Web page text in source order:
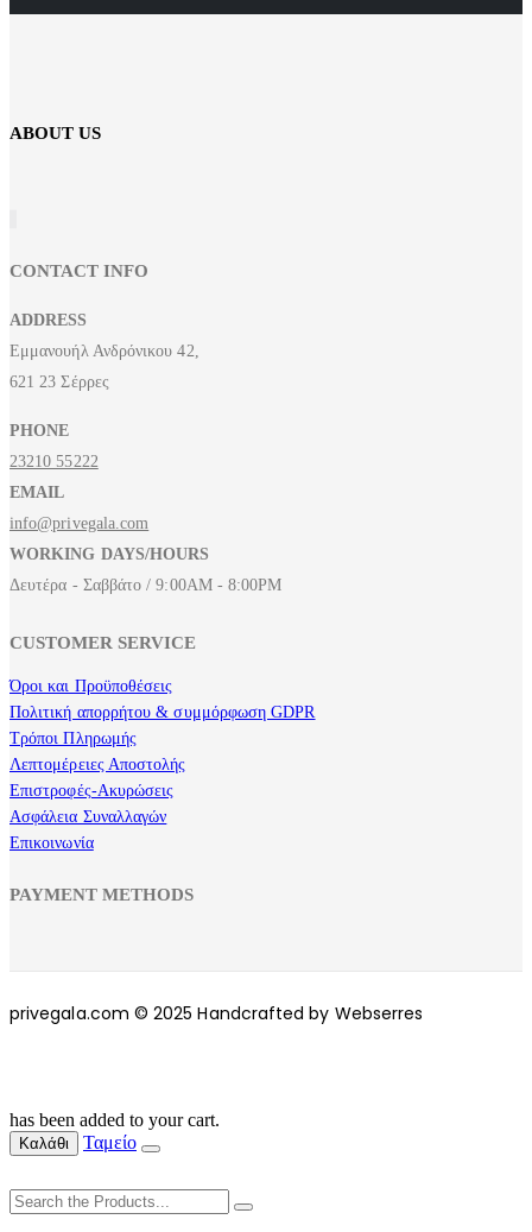
ABOUT US
CONTACT INFO
ADDRESS
Εμμανουήλ Ανδρόνικου 42,
621 23 Σέρρες
PHONE
23210 55222
EMAIL
info@privegala.com
WORKING DAYS/HOURS
Δευτέρα - Σαββάτο / 9:00AM - 8:00PM
CUSTOMER SERVICE
Όροι και Προϋποθέσεις
Πολιτική απορρήτου & συμμόρφωση GDPR
Τρόποι Πληρωμής
Λεπτομέρειες Αποστολής
Επιστροφές-Ακυρώσεις
Ασφάλεια Συναλλαγών
Επικοινωνία
PAYMENT METHODS
privegala.com © 2025 Handcrafted by Webserres
has been added to your cart.
Καλάθι Ταμείο